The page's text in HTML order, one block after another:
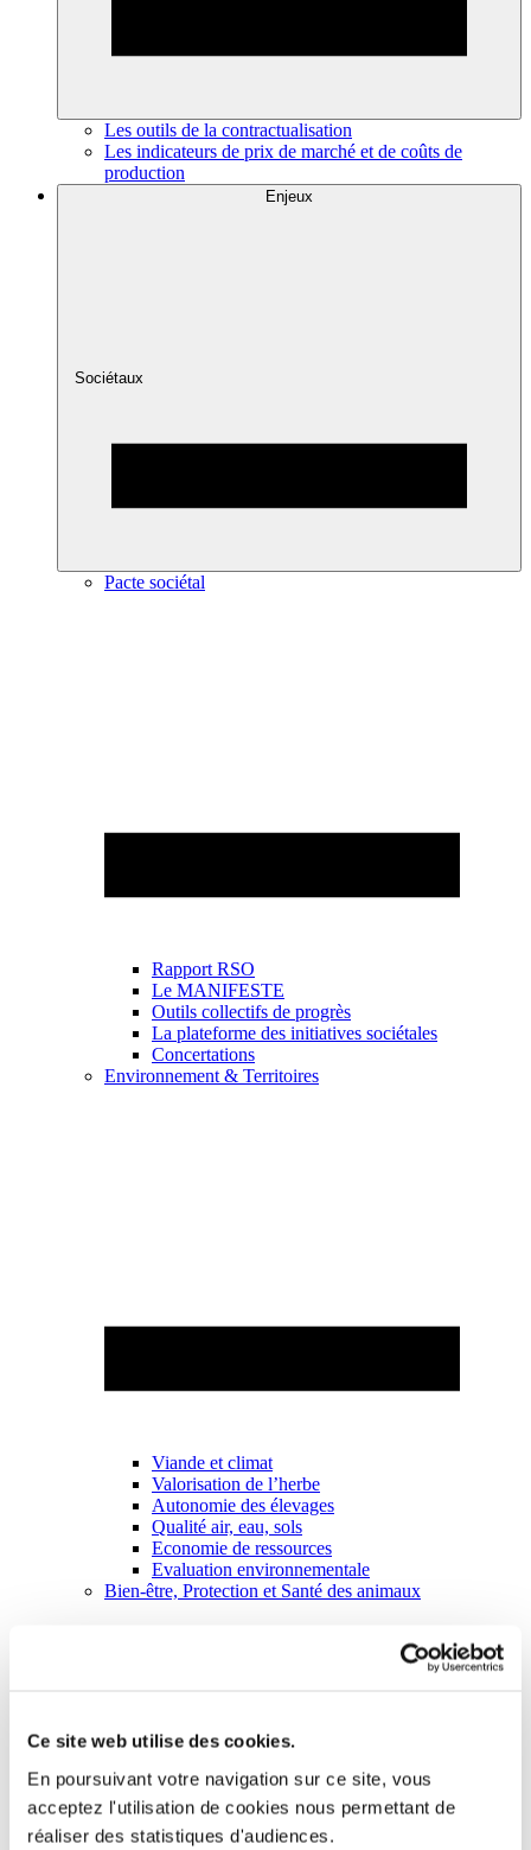
Ce site web utilise des cookies.
En poursuivant votre navigation sur ce site, vous
acceptez l'utilisation de cookies nous permettant de
réaliser des statistiques d'audiences.
Les outils de la contractualisation
Les indicateurs de prix de marché et de coûts de
production
Enjeux
Sociétaux
Pacte sociétal
Rapport RSO
Le MANIFESTE
Outils collectifs de progrès
La plateforme des initiatives sociétales
Concertations
Environnement & Territoires
Viande et climat
Valorisation de l’herbe
Autonomie des élevages
Qualité air, eau, sols
Economie de ressources
Evaluation environnementale
Bien-être, Protection et Santé des animaux